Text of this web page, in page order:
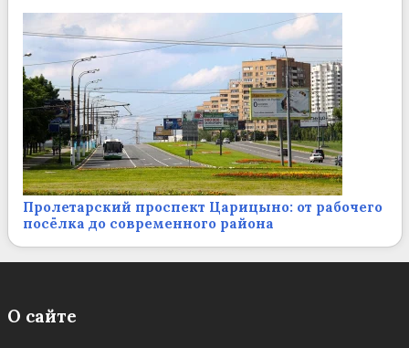
Пролетарский проспект Царицыно: от рабочего
посёлка до современного района
О сайте